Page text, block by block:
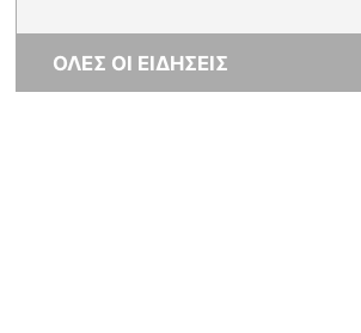
ΟΛΕΣ ΟΙ ΕΙΔΗΣΕΙΣ